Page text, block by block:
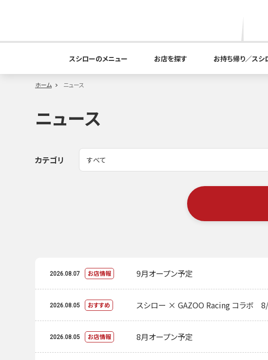
スシローのメニュー お店を探す お持ち帰り／スシ
ホーム ニュース
ニュース
カテゴリ
2026.08.07 お店情報 9月オープン予定
2026.08.05 おすすめ スシロー × GAZOO Racing コラボ
2026.08.05 お店情報 8月オープン予定